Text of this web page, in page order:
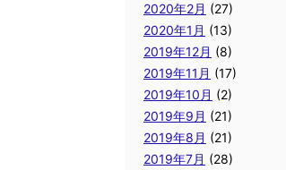
2020年2月 (27)
2020年1月 (13)
2019年12月 (8)
2019年11月 (17)
2019年10月 (2)
2019年9月 (21)
2019年8月 (21)
2019年7月 (28)